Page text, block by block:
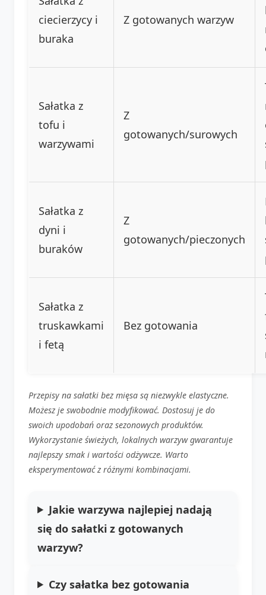
ciecierzycy i
buraka
Z gotowanych warzyw
Sałatka z
tofu i
warzywami
Z
gotowanych/surowych
Sałatka z
dyni i
buraków
Z
gotowanych/pieczonych
Sałatka z
truskawkami
i fetą
Bez gotowania
Przepisy na sałatki bez mięsa są niezwykle elastyczne.
Możesz je swobodnie modyfikować. Dostosuj je do
swoich upodobań oraz sezonowych produktów.
Wykorzystanie świeżych, lokalnych warzyw gwarantuje
najlepszy smak i wartości odżywcze. Warto
eksperymentować z różnymi kombinacjami.
Jakie warzywa najlepiej nadają
się do sałatki z gotowanych
warzyw?
Czy sałatka bez gotowania